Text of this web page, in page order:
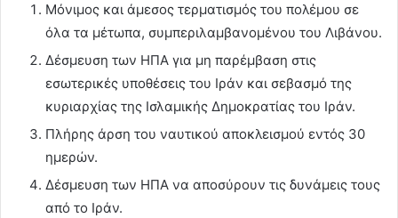
Μόνιμος και άμεσος τερματισμός του πολέμου σε
όλα τα μέτωπα, συμπεριλαμβανομένου του Λιβάνου.
Δέσμευση των ΗΠΑ για μη παρέμβαση στις
εσωτερικές υποθέσεις του Ιράν και σεβασμό της
κυριαρχίας της Ισλαμικής Δημοκρατίας του Ιράν.
Πλήρης άρση του ναυτικού αποκλεισμού εντός 30
ημερών.
Δέσμευση των ΗΠΑ να αποσύρουν τις δυνάμεις τους
από το Ιράν.